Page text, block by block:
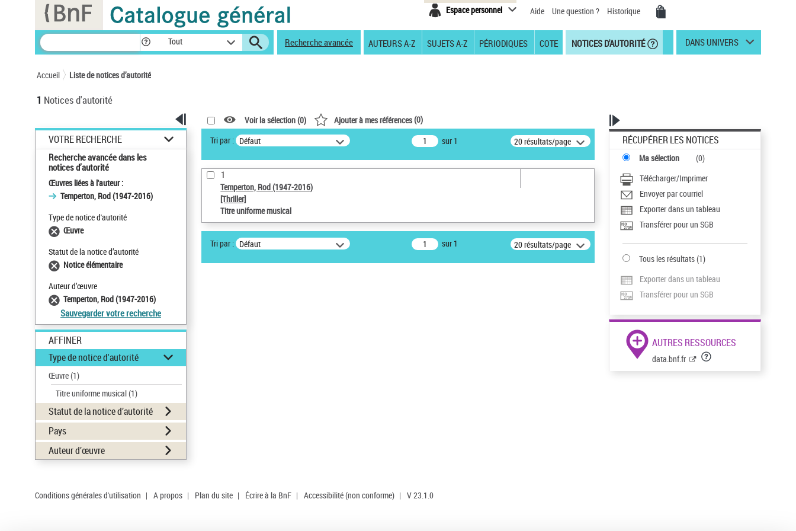
Espace personnel Aide Une question ? Historique
Tout Recherche avancée AUTEURS A-Z SUJETS A-Z PÉRIODIQUES COTE NOTICES D'AUTORITÉ DANS UNIVERS
Accueil Liste de notices d’autorité
1 Notices d'autorité
VOTRE RECHERCHE
Recherche avancée dans les
notices d’autorité
Œuvres liées à l'auteur :
Temperton, Rod (1947-2016)
Type de notice d'autorité
Œuvre
Statut de la notice d’autorité
Notice élémentaire
Auteur d’œuvre
Temperton, Rod (1947-2016)
Sauvegarder votre recherche
AFFINER
Type de notice d'autorité
Œuvre(1)
Titre uniforme musical(1)
Statut de la notice d’autorité
Pays
Auteur d’œuvre
Voir la sélection (0) Ajouter à mes références(0)
Tri par : Défaut sur 1 20 résultats/page
1
Temperton, Rod (1947-2016)
[Thriller]
Titre uniforme musical
Tri par : Défaut sur 1 20 résultats/page
RÉCUPÉRER LES NOTICES
Ma sélection (0)
Télécharger/Imprimer
Envoyer par courriel
Exporter dans un tableau
Transférer pour un SGB
Tous les résultats(1)
Exporter dans un tableau
Transférer pour un SGB
AUTRES RESSOURCES
data.bnf.fr
Conditions générales d'utilisation | A propos | Plan du site | Écrire à la BnF | Accessibilité (non conforme) | V 23.1.0
Panneau de gestion des cookies